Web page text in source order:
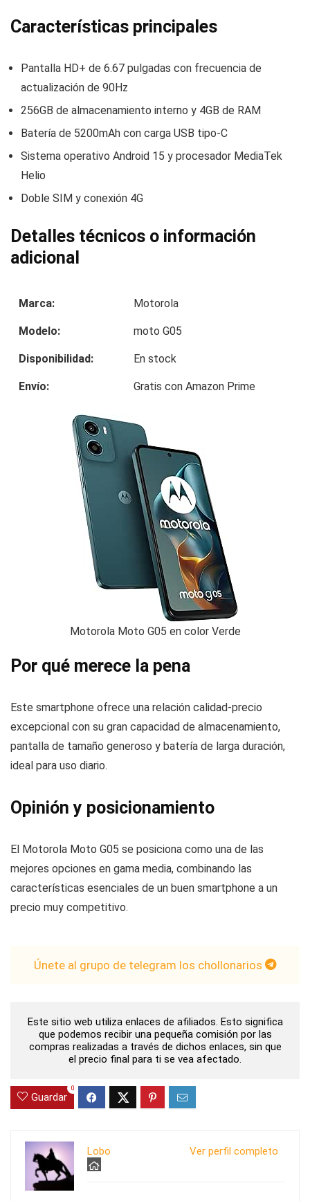
Características principales
Pantalla HD+ de 6.67 pulgadas con frecuencia de
actualización de 90Hz
256GB de almacenamiento interno y 4GB de RAM
Batería de 5200mAh con carga USB tipo-C
Sistema operativo Android 15 y procesador MediaTek
Helio
Doble SIM y conexión 4G
Detalles técnicos o información
adicional
Marca: Motorola
Modelo: moto G05
Disponibilidad: En stock
Envío: Gratis con Amazon Prime
Motorola Moto G05 en color Verde
Por qué merece la pena
Este smartphone ofrece una relación calidad-precio
excepcional con su gran capacidad de almacenamiento,
pantalla de tamaño generoso y batería de larga duración,
ideal para uso diario.
Opinión y posicionamiento
El Motorola Moto G05 se posiciona como una de las
mejores opciones en gama media, combinando las
características esenciales de un buen smartphone a un
precio muy competitivo.
Únete al grupo de telegram los chollonarios
Este sitio web utiliza enlaces de afiliados. Esto significa
que podemos recibir una pequeña comisión por las
compras realizadas a través de dichos enlaces, sin que
el precio final para ti se vea afectado.
Guardar
0
Ver perfil completo
Lobo